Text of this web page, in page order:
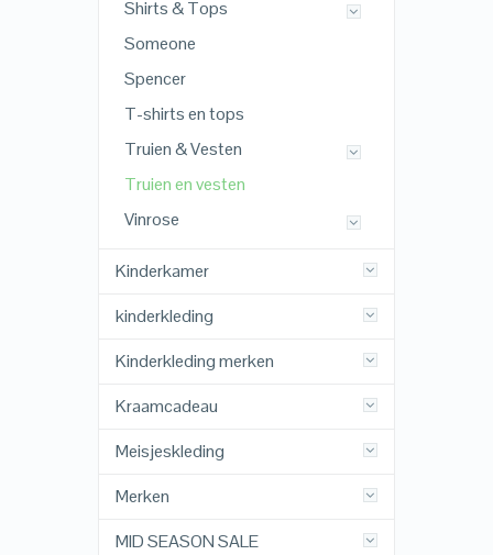
Shirts & Tops
Someone
Spencer
T-shirts en tops
Truien & Vesten
Truien en vesten
Vinrose
Kinderkamer
kinderkleding
Kinderkleding merken
Kraamcadeau
Meisjeskleding
Merken
MID SEASON SALE